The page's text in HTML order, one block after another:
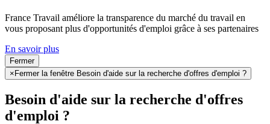
France Travail améliore la transparence du marché du travail en
vous proposant plus d'opportunités d'emploi grâce à ses partenaires
En savoir plus
Fermer
× Fermer la fenêtre Besoin d'aide sur la recherche d'offres d'emploi ?
Besoin d'aide sur la recherche d'offres
d'emploi ?